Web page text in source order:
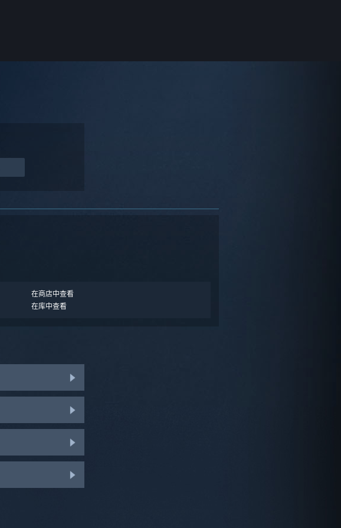
在商店中查看
在库中查看